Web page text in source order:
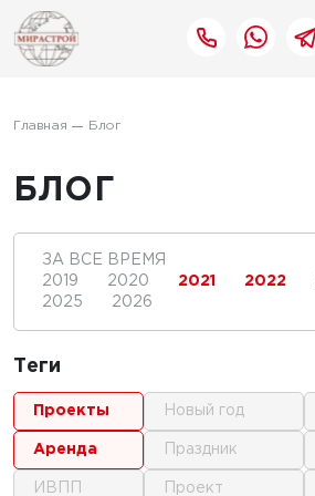
Главная Блог
БЛОГ
ЗА ВСЕ ВРЕМЯ
2019
2020 2021 2022
2025
2026
Теги
проекты
аренда
ИВПП
новый год
праздник
проект